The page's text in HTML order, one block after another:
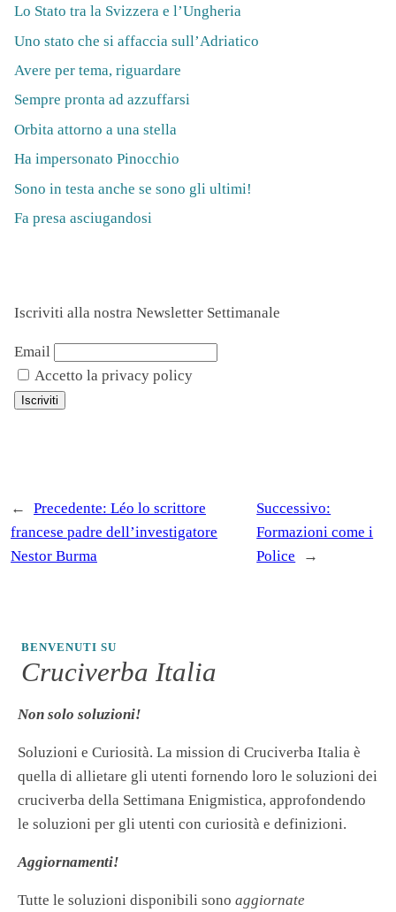
Lo Stato tra la Svizzera e l’Ungheria
Uno stato che si affaccia sull’Adriatico
Avere per tema, riguardare
Sempre pronta ad azzuffarsi
Orbita attorno a una stella
Ha impersonato Pinocchio
Sono in testa anche se sono gli ultimi!
Fa presa asciugandosi
Iscriviti alla nostra Newsletter Settimanale
Email
Accetto la privacy policy
← Precedente: Léo lo scrittore
francese padre dell’investigatore
Nestor Burma
Successivo:
Formazioni come i
Police
→
BENVENUTI SU
Cruciverba Italia
Non solo soluzioni!
Soluzioni e Curiosità. La mission di Cruciverba Italia è
quella di allietare gli utenti fornendo loro le soluzioni dei
cruciverba della Settimana Enigmistica, approfondendo
le soluzioni per gli utenti con curiosità e definizioni.
Aggiornamenti!
Tutte le soluzioni disponibili sono aggiornate